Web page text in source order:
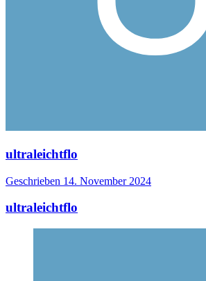
ultraleichtflo
Geschrieben 14. November 2024
ultraleichtflo